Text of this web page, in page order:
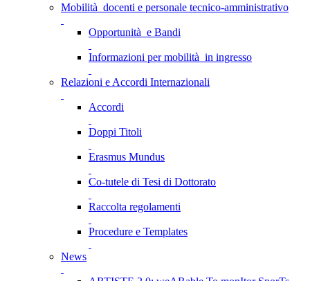
Mobilità docenti e personale tecnico-amministrativo
Opportunità e Bandi
Informazioni per mobilità in ingresso
Relazioni e Accordi Internazionali
Accordi
Doppi Titoli
Erasmus Mundus
Co-tutele di Tesi di Dottorato
Raccolta regolamenti
Procedure e Templates
News